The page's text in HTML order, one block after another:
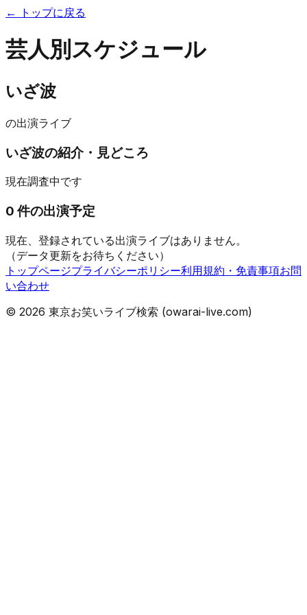
← トップに戻る
芸人別スケジュール
いざ波
の出演ライブ
いざ波の紹介・見どころ
現在調査中です
0 件の出演予定
現在、登録されている出演ライブはありません。
（データ更新をお待ちください）
トップページプライバシーポリシー利用規約・免責事項お問
い合わせ
© 2026 東京お笑いライブ検索 (owarai-live.com)